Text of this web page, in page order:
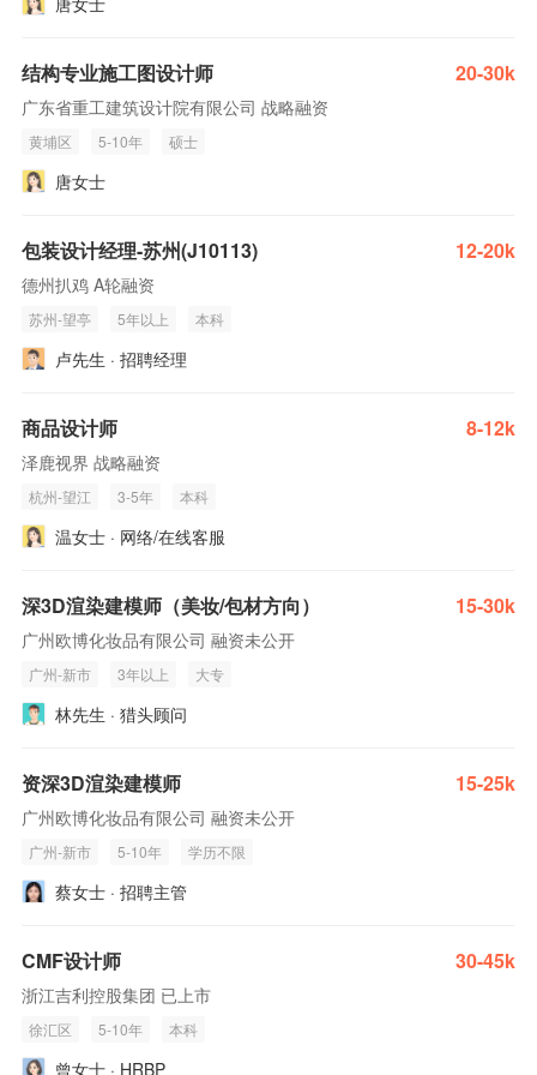
结构专业施工图设计师 20-30k
广东省重工建筑设计院有限公司 战略融资
黄埔区 5-10年 硕士
唐女士
包装设计经理-苏州(J10113) 12-20k
德州扒鸡 A轮融资
苏州-望亭 5年以上 本科
卢先生 · 招聘经理
商品设计师 8-12k
泽鹿视界 战略融资
杭州-望江 3-5年 本科
温女士 · 网络/在线客服
深3D渲染建模师（美妆/包材方向） 15-30k
广州欧博化妆品有限公司 融资未公开
广州-新市 3年以上 大专
林先生 · 猎头顾问
资深3D渲染建模师 15-25k
广州欧博化妆品有限公司 融资未公开
广州-新市 5-10年 学历不限
蔡女士 · 招聘主管
CMF设计师 30-45k
浙江吉利控股集团 已上市
徐汇区 5-10年 本科
曾女士 · HRBP